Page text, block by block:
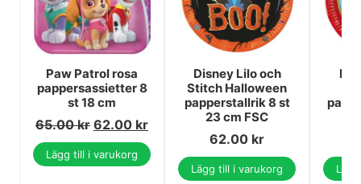
Paw Patrol rosa
pappersassietter 8
st 18 cm
65.00kr 62.00 kr
Lägg till i varukorg
Disney Lilo och
Stitch Halloween
papperstallrik 8 st
23 cm FSC
62.00 kr
Lägg till i varukorg